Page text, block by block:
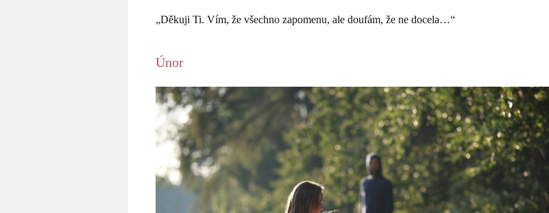
„Děkuji Ti. Vím, že všechno zapomenu, ale doufám, že ne docela…“
Únor